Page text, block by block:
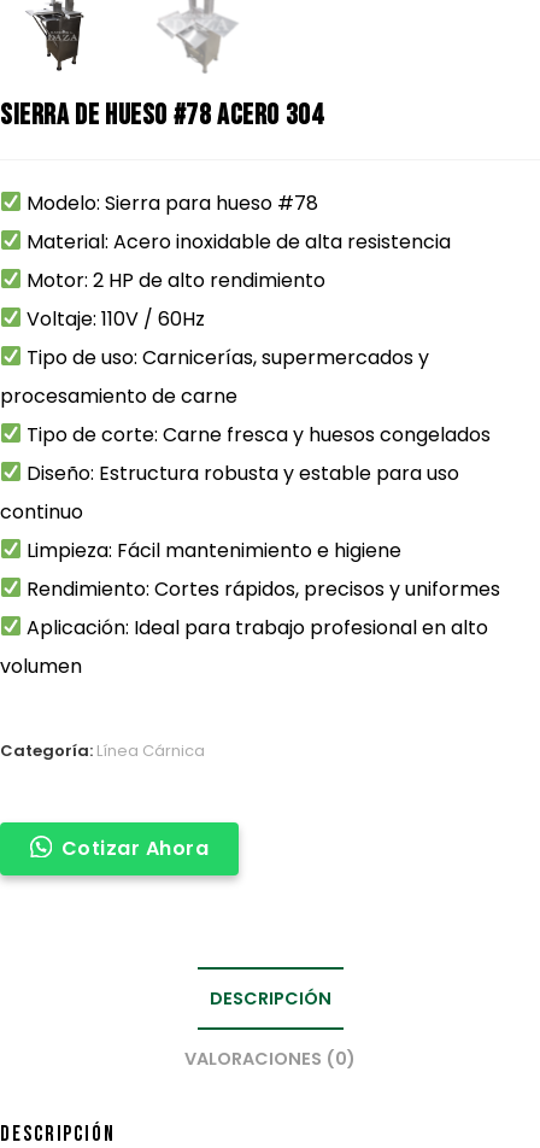
Sierra de Hueso #78 Acero 304
Modelo: Sierra para hueso #78
Material: Acero inoxidable de alta resistencia
Motor: 2 HP de alto rendimiento
Voltaje: 110V / 60Hz
Tipo de uso: Carnicerías, supermercados y
procesamiento de carne
Tipo de corte: Carne fresca y huesos congelados
Diseño: Estructura robusta y estable para uso
continuo
Limpieza: Fácil mantenimiento e higiene
Rendimiento: Cortes rápidos, precisos y uniformes
Aplicación: Ideal para trabajo profesional en alto
volumen
Categoría: Línea Cárnica
Cotizar Ahora
DESCRIPCIÓN
VALORACIONES (0)
Descripción